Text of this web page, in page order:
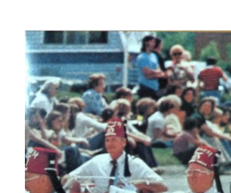
Dead Kennedys –
Ajouter au panier